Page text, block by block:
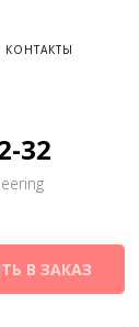
КОНТАКТЫ
32
В ЗАКАЗ